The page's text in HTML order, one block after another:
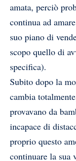
amata, perciò
continua ad
suo piano di
scopo quello di
specifica).
Subito dopo la
cambia
provavano da
incapace di
proprio questo
continuare la sua